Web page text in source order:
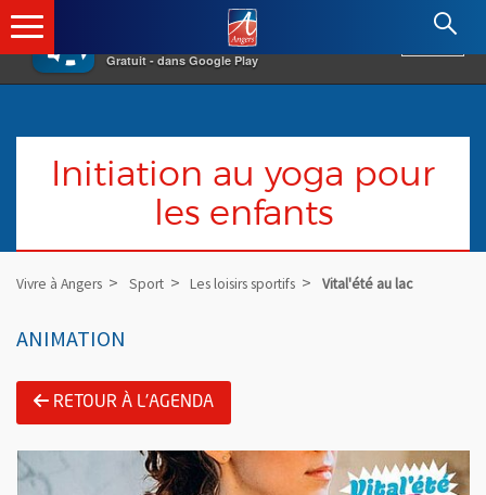
×
Gratuit - dans Google Play
Angers.fr : Retour à l'accueil
Initiation au yoga pour
les enfants
Vivre à Angers Sport Les loisirs sportifs Vital'été au lac
ANIMATION
RETOUR À L'AGENDA